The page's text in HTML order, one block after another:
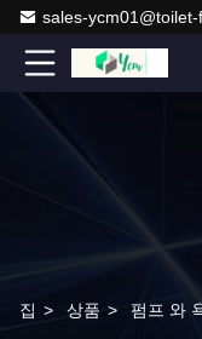
sales-
집 > 상품 > 펌프 와